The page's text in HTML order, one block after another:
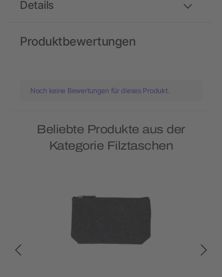
Details
Produktbewertungen
Noch keine Bewertungen für dieses Produkt.
Beliebte Produkte aus der
Kategorie Filztaschen